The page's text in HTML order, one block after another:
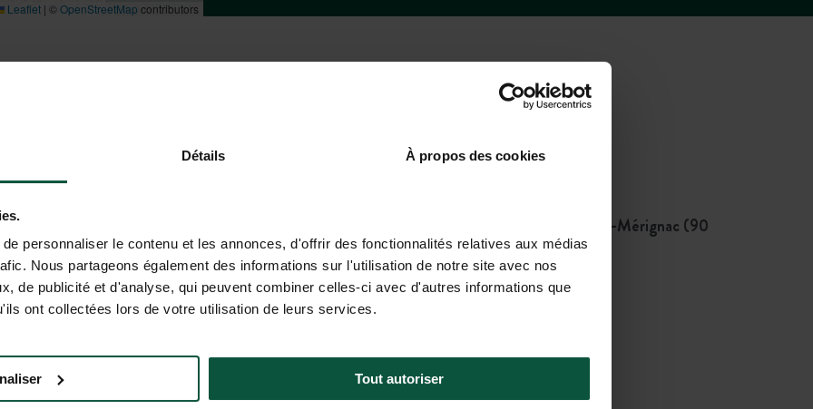
Détails À propos des cookies
personnaliser le contenu et les annonces, d'offrir des fonctionnalités relatives aux médias
Nous partageons également des informations sur l'utilisation de notre site avec nos
de publicité et d'analyse, qui peuvent combiner celles-ci avec d'autres informations que
ont collectées lors de votre utilisation de leurs services.
Tout autoriser
Leaflet | ©OpenStreetMap contributors
AL CAMPEGGIO HUTTOPIA ARCACHON ?
Poi
Bus linea L07:
Partenza alla fermata Gare d’Arcachon → Arrivo
alla fermata Camping d’Arcachon
OPPURE
Aeroporto più vicino: Bordeaux-Mérignac (90
km)
Poi
Taxi